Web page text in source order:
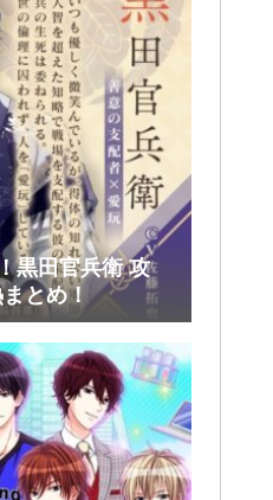
黒田官兵衛 攻
とめ！